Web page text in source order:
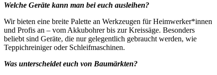
Welche Geräte kann man bei euch ausleihen?
Wir bieten eine breite Palette an Werkzeugen für Heimwerker*innen
und Profis an – vom Akkubohrer bis zur Kreissäge. Besonders
beliebt sind Geräte, die nur gelegentlich gebraucht werden, wie
Teppichreiniger oder Schleifmaschinen.
Was unterscheidet euch von Baumärkten?